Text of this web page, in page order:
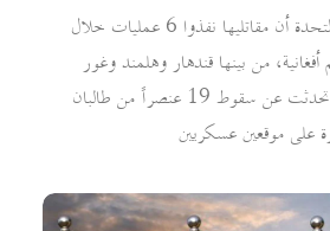
أعلنت جبهة أفغانستان المتحدة أن مقاتليها نفذوا 6 عمليات خلال
أفغانية، من بينها قندهار وهلمند وغور
وبغلان وبدخشان، فيما تحدثت عن سقوط 19 عنصراً من طالبان
على موقعين عسكريين